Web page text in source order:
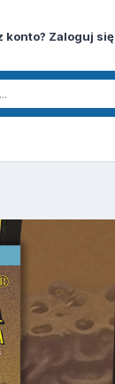
konto? Zaloguj się